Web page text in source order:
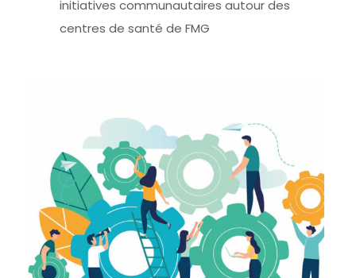
initiatives communautaires autour des
centres de santé de FMG